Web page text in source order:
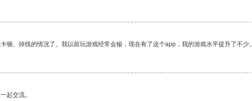
顿、掉线的情况了。我以前玩游戏经常会输，现在有了这个app，我的游戏水平提升了不少。
起交流。